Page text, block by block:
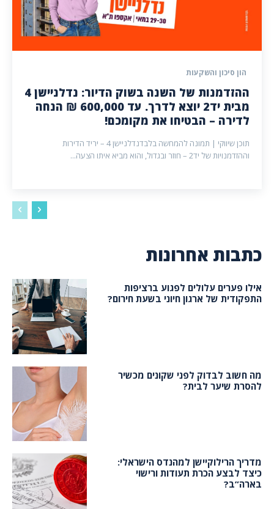
הון סיכון והשקעות
ההזדמנות של השנה בשוק הדיור: נדלניישן 4
מבית יד2 יוצא לדרך. עד 600,000 ₪ הנחה
לדירה – הבטיחו את מקומכם!
תוכן שיווקי | תמונה להמחשה בלבדנדלניישן 4 – יריד הדירות
וההזדמנויות של יד2 – חוזר ובגדול, והוא מביא איתו הצעה...
כתבות אחרונות
אילו פערים עלולים לפגוע ברציפות
התפקודית של ארגון חיוני בשעת חירום?
מה חשוב לבדוק לפני שקונים מכשיר
להסרת שיער לבית?
מדריך הרילוקיישן למהנדס הישראלי:
כיצד לבצע הכרת תעודות ורישוי
בארה”ב?